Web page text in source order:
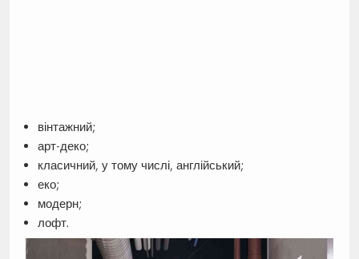
вінтажний;
арт-деко;
класичний, у тому числі, англійський;
еко;
модерн;
лофт.